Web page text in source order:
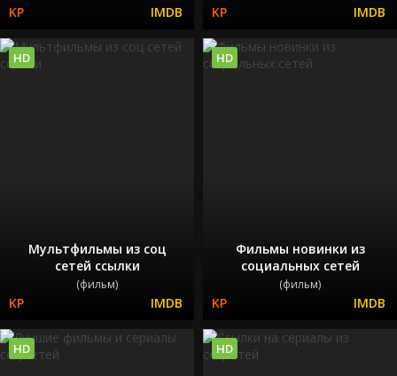
Мультфильмы из соц
сетей ссылки
(фильм)
HD
Фильмы новинки из
социальных сетей
(фильм)
HD
HD HD